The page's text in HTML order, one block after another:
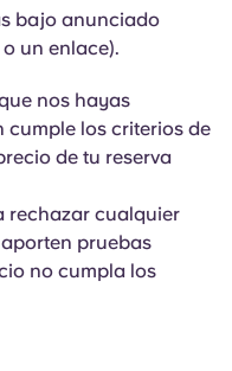
bajo anunciado
un enlace).
nos hayas
los criterios de
de tu reserva
rechazar cualquier
pruebas
no cumpla los